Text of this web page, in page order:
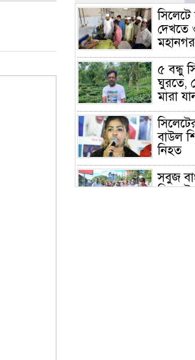
দেখতে
৫ বন্ধু
ঘুরতে,
মারা
বাউল
নিহত
সবুজ
সিলেটে